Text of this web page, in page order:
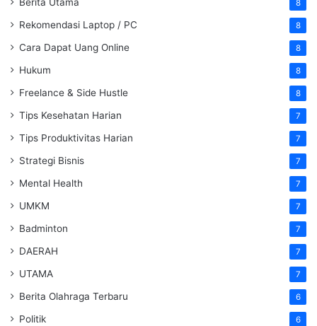
8
Rekomendasi Laptop / PC 8
Cara Dapat Uang Online 8
Hukum 8
Freelance & Side Hustle 8
Tips Kesehatan Harian 7
Tips Produktivitas Harian 7
Strategi Bisnis 7
Mental Health 7
UMKM 7
Badminton 7
DAERAH 7
UTAMA 7
Berita Olahraga Terbaru 6
Politik 6